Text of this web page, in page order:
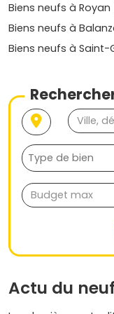
Biens neufs à Royan
Biens neufs à
Biens neufs à Saint-
Actu du neuf